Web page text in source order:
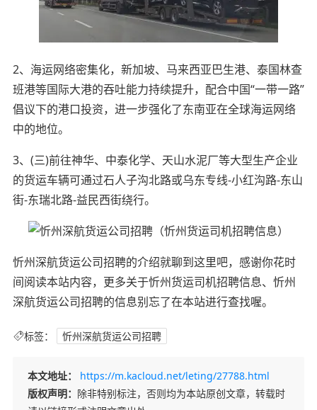
2、海运网络密集化，新加坡、马来西亚巴生港、泰国林查
班港等国际大港的吞吐能力持续提升，配合中国“一带一路”
倡议下的港口投资，进一步强化了东南亚在全球海运网络
中的地位。
3、(三)前往神华、中泰化学、天山水泥厂等大型生产企业
的货运车辆可通过石人子沟北路或乌东专线-小红沟路-东山
街-东瑞北路-益民西街绕行。
忻州深航货运公司招聘的介绍就聊到这里吧，感谢你花时
间阅读本站内容，更多关于忻州货运司机招聘信息、忻州
深航货运公司招聘的信息别忘了在本站进行查找喔。
标签： 忻州深航货运公司招聘
本文地址：
https://m.kacloud.net/leting/27788.html
版权声明： 除非特别标注，否则均为本站原创文章，转载时